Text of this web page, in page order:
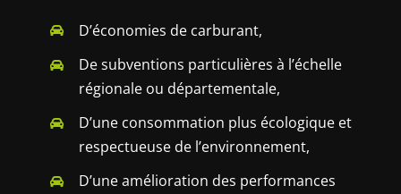
D’économies de carburant,
De subventions particulières à l’échelle
régionale ou départementale,
D’une consommation plus écologique et
respectueuse de l’environnement,
D’une amélioration des performances